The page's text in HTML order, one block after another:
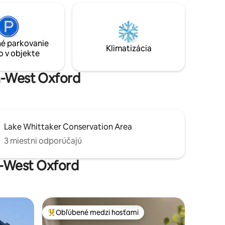
že je
vonkajšiu terasu s grilom a krbovým
s barom Live Edge, chladničkou a krbom.
parkovanie
v objekte
Klimatizácia
West Oxford
Lake Whittaker Conservation Area
3 miestni odporúčajú
West Oxford
Najobľúbenejšie medzi hosťami
Obľúbené medzi hosťami